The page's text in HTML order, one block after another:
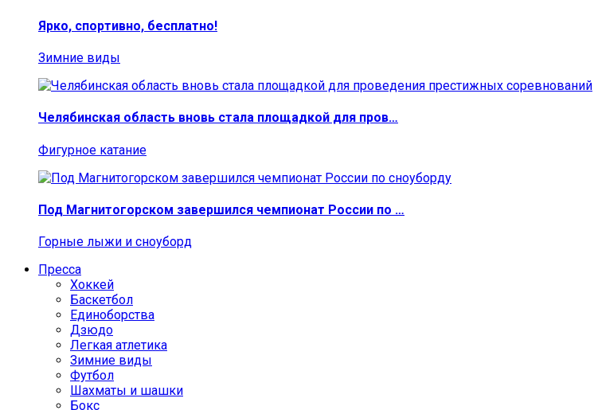
Ярко, спортивно, бесплатно!
Зимние виды
Челябинская область вновь стала площадкой для пров…
Фигурное катание
Под Магнитогорском завершился чемпионат России по …
Горные лыжи и сноуборд
Пресса
Хоккей
Баскетбол
Единоборства
Дзюдо
Легкая атлетика
Зимние виды
Футбол
Шахматы и шашки
Бокс